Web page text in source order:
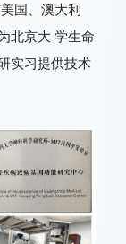
国、澳大利
北京大 学生命
实习提供技术